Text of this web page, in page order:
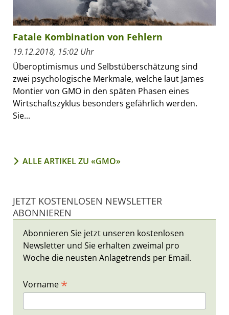
Fatale Kombination von Fehlern
19.12.2018, 15:02 Uhr
Überoptimismus und Selbstüberschätzung sind
zwei psychologische Merkmale, welche laut James
Montier von GMO in den späten Phasen eines
Wirtschaftszyklus besonders gefährlich werden.
Sie...
ALLE ARTIKEL ZU «GMO»
JETZT KOSTENLOSEN NEWSLETTER
ABONNIEREN
Abonnieren Sie jetzt unseren kostenlosen
Newsletter und Sie erhalten zweimal pro
Woche die neusten Anlagetrends per Email.
Vorname *